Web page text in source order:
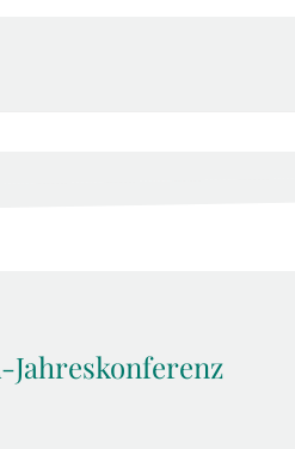
Jahreskonferenz